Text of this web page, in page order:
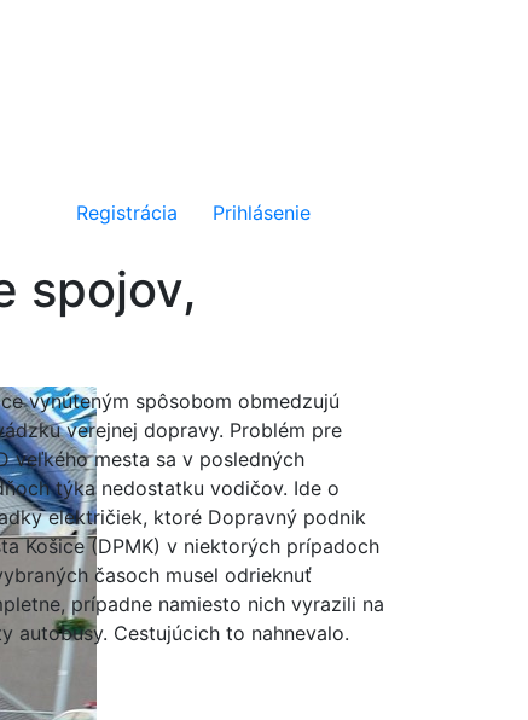
Registrácia Prihlásenie
spojov,
vynúteným spôsobom obmedzujú
verejnej dopravy. Problém pre
veľkého mesta sa v posledných
týka nedostatku vodičov. Ide o
električiek, ktoré Dopravný podnik
Košice (DPMK) v niektorých prípadoch
časoch musel odrieknuť
prípadne namiesto nich vyrazili na
autobusy. Cestujúcich to nahnevalo.